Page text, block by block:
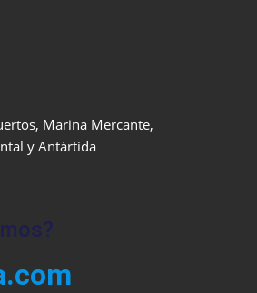
Marina Mercante,
y Antártida